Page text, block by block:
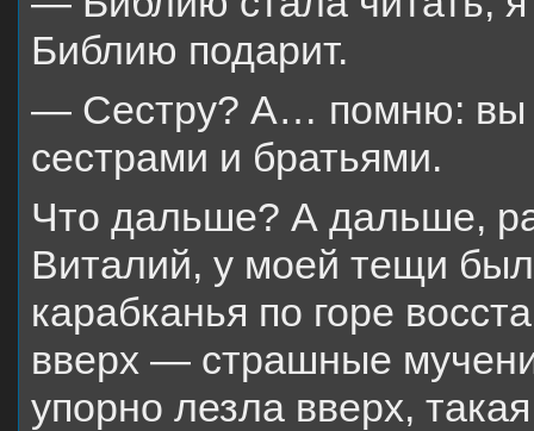
Библию подарит.
— Сестру? А… помню: вы
сестрами и братьями.
Что дальше? А дальше,
Виталий, у моей тещи
карабканья по горе
вверх — страшные
упорно лезла вверх,